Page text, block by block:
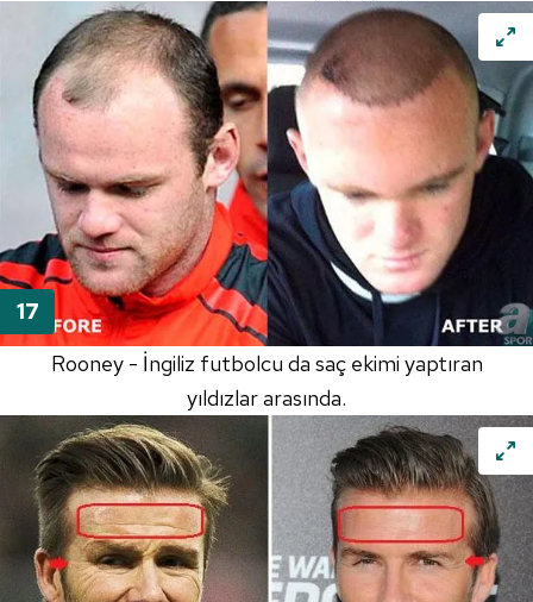
Rooney - İngiliz futbolcu da saç ekimi yaptıran
yıldızlar arasında.